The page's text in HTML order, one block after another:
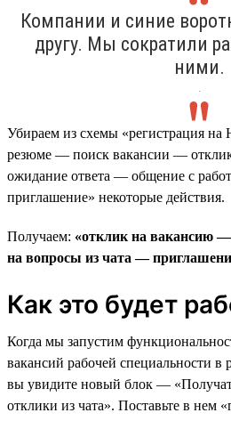
Компании и синие
другу. Мы сократили
ними.
.
Убираем из схемы «регистрация на
резюме — поиск вакансии —
ожидание ответа — общение с
приглашение» некоторые действия.
Получаем: «отклик на вакансию
на вопросы из чата —
Как это будет
Когда мы запустим
вакансий рабочей специальности в
вы увидите новый блок —
отклики из чата». Поставьте в нем